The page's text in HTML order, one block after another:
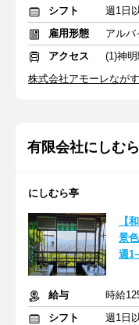
シフト
週1日
雇用形態
アルバ
アクセス
株式会社アモーレなが
有限会社にしむ
にしむら亭
【
景
週1~
給与
時給
シフト